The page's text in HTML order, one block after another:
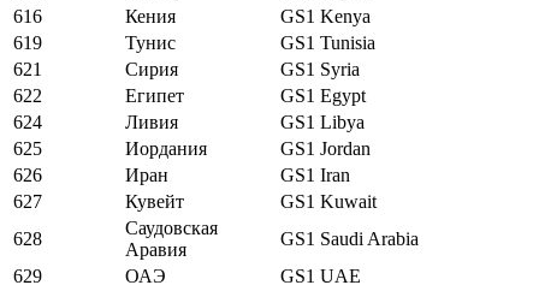
616
Кения
GS1 Kenya
619
Тунис
GS1 Tunisia
621
Сирия
GS1 Syria
622
Египет
GS1 Egypt
624
Ливия
GS1 Libya
625
Иордания
GS1 Jordan
626
Иран
GS1 Iran
627
Кувейт
GS1 Kuwait
628
Саудовская
Аравия
GS1 Saudi Arabia
629
ОАЭ
GS1 UAE